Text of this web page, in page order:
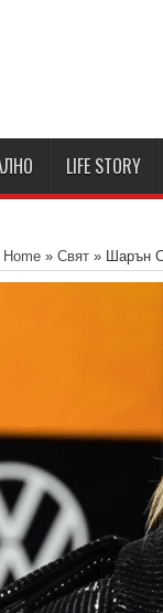
LIFE STORY
Home » Свят » Шарън